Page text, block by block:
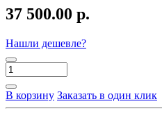
37 500.00 р.
Нашли дешевле?
В корзину Заказать в один клик